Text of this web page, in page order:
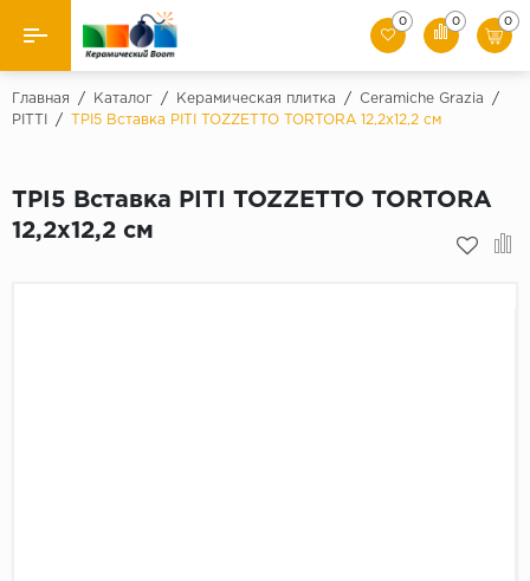
Назад
Керамическая плитка
0 0 0
Главная / Каталог / Керамическая плитка / Ceramiche Grazia
/
PITTI
/ TPI5 Вставка PITI TOZZETTO TORTORA 12,2x12,2 см
TPI5 Вставка PITI TOZZETTO TORTORA
12,2x12,2 см